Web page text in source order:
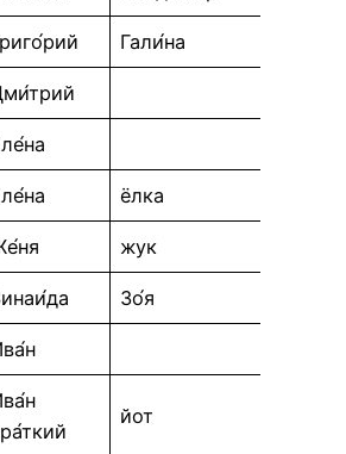
Гали́на
ёлка
жук
Зо́я
йот